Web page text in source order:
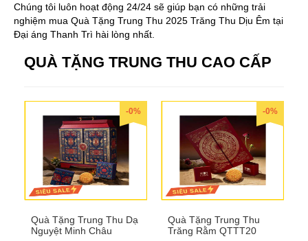
Chúng tôi luôn hoạt động 24/24 sẽ giúp bạn có những trải
nghiệm mua Quà Tặng Trung Thu 2025 Trăng Thu Dịu Êm tại
Đại áng Thanh Trì hài lòng nhất.
QUÀ TẶNG TRUNG THU CAO CẤP
-0%
Quà Tặng Trung Thu Dạ
Nguyệt Minh Châu
-0%
Quà Tặng Trung Thu
Trăng Rằm QTTT20